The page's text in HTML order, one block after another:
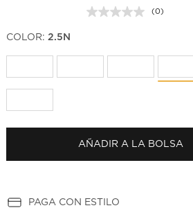
Sin
página.
(0)
COLOR:2.5N
AÑADIR A LA BOLSA
PAGA CON ESTILO